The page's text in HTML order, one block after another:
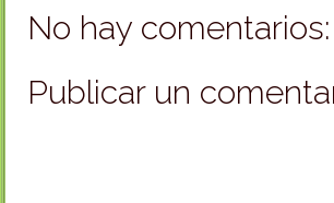
No hay comentarios:
Publicar un